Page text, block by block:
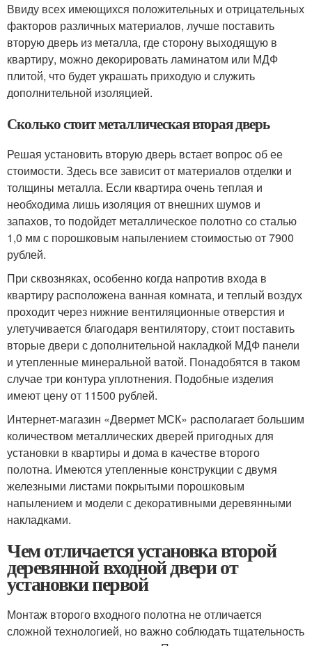
Ввиду всех имеющихся положительных и отрицательных
факторов различных материалов, лучше поставить
вторую дверь из металла, где сторону выходящую в
квартиру, можно декорировать ламинатом или МДФ
плитой, что будет украшать приходую и служить
дополнительной изоляцией.
Сколько стоит металлическая вторая дверь
Решая установить вторую дверь встает вопрос об ее
стоимости. Здесь все зависит от материалов отделки и
толщины металла. Если квартира очень теплая и
необходима лишь изоляция от внешних шумов и
запахов, то подойдет металлическое полотно со сталью
1,0 мм с порошковым напылением стоимостью от 7900
рублей.
При сквозняках, особенно когда напротив входа в
квартиру расположена ванная комната, и теплый воздух
проходит через нижние вентиляционные отверстия и
улетучивается благодаря вентилятору, стоит поставить
вторые двери с дополнительной накладкой МДФ панели
и утепленные минеральной ватой. Понадобятся в таком
случае три контура уплотнения. Подобные изделия
имеют цену от 11500 рублей.
Интернет-магазин «Двермет МСК» располагает большим
количеством металлических дверей пригодных для
установки в квартиры и дома в качестве второго
полотна. Имеются утепленные конструкции с двумя
железными листами покрытыми порошковым
напылением и модели с декоративными деревянными
накладками.
Чем отличается установка второй
деревянной входной двери от
установки первой
Монтаж второго входного полотна не отличается
сложной технологией, но важно соблюдать тщательность